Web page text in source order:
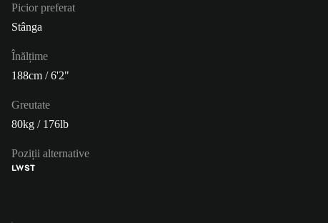
Picior preferat
Stânga
Înălțime
188cm / 6'2"
Greutate
80kg / 176lb
Poziții alternative
LWST